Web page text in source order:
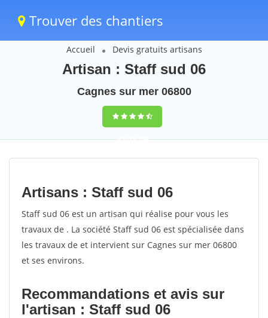
Trouver des chantiers
Accueil Devis gratuits artisans
Artisan : Staff sud 06
Cagnes sur mer 06800
trouver des
chantiers
4,8 (100%) 255
Artisans : Staff sud 06
Staff sud 06 est un artisan qui réalise pour vous les
travaux de . La société Staff sud 06 est spécialisée dans
les travaux de et intervient sur Cagnes sur mer 06800
et ses environs.
Recommandations et avis sur
l'artisan : Staff sud 06